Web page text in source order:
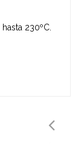
230ºC.